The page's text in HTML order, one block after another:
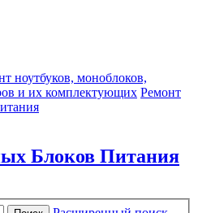
ноутбуков, моноблоков,
и их комплектующих Ремонт
Блоков Питания